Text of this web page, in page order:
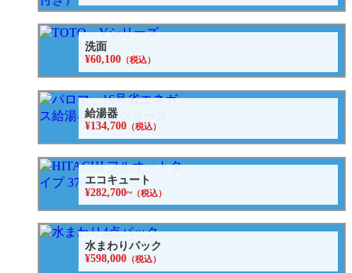
洗面
¥60,100 （税込）
給湯器
¥134,700 （税込）
エコキュート
¥282,700~（税込）
水まわりパック
¥598,000 （税込）